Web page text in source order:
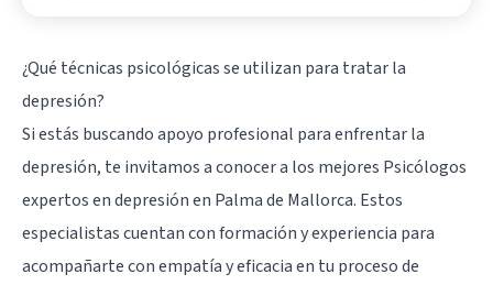
¿Qué técnicas psicológicas se utilizan para tratar la
depresión?
Si estás buscando apoyo profesional para enfrentar la
depresión, te invitamos a conocer a los mejores Psicólogos
expertos en depresión en Palma de Mallorca. Estos
especialistas cuentan con formación y experiencia para
acompañarte con empatía y eficacia en tu proceso de